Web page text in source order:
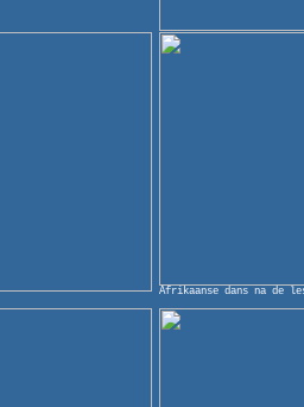
Afrikaanse dans na de